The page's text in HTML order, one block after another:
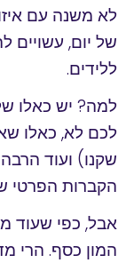
של יום, עשויים
ללידים.
למה? יש כאלו
לכם לא, כאלו
שקנו) ועוד
הקברות הפרטי
אבל, כפי שעוד
המון כסף. הרי